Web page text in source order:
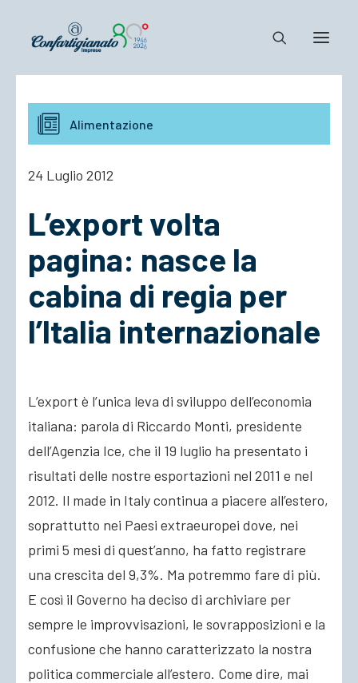
Notizie e Documenti
Confartigianato
Cosa Facciamo
ACCEDI
Alimentazione
24 Luglio 2012
L’export volta
pagina: nasce la
cabina di regia per
l’Italia internazionale
L’export è l’unica leva di sviluppo dell’economia
italiana: parola di Riccardo Monti, presidente
dell’Agenzia Ice, che il 19 luglio ha presentato i
risultati delle nostre esportazioni nel 2011 e nel
2012. Il made in Italy continua a piacere all’estero,
soprattutto nei Paesi extraeuropei dove, nei
primi 5 mesi di quest’anno, ha fatto registrare
una crescita del 9,3%. Ma potremmo fare di più.
E così il Governo ha deciso di archiviare per
sempre le improvvisazioni, le sovrapposizioni e la
confusione che hanno caratterizzato la nostra
politica commerciale all’estero. Come dire, mai